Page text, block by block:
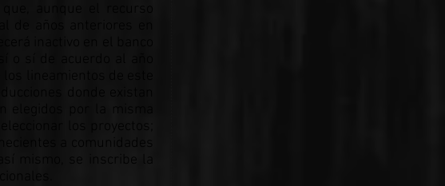
aunque el recurso
de años anteriores en
inactivo en el banco
o sí de acuerdo al año
lineamientos de este
donde existan
elegidos por la misma
los proyectos;
a comunidades
mismo, se inscribe la